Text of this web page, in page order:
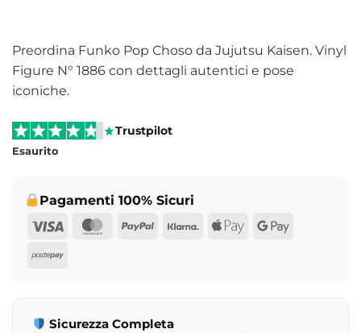
Preordina Funko Pop Choso da Jujutsu Kaisen. Vinyl
Figure N° 1886 con dettagli autentici e pose
iconiche.
Trustpilot
Esaurito
Pagamenti 100% Sicuri
Visa
MasterCard
PayPalKlarna Apple Google
Postepay
Sicurezza Completa